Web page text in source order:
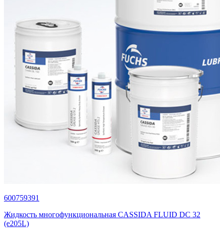
600759391
Жидкость многофункциональная CASSIDA FLUID DC 32
(e205L)